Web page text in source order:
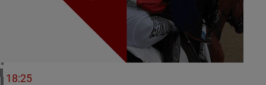
BAHREIN
1 meeting(s)
18:25